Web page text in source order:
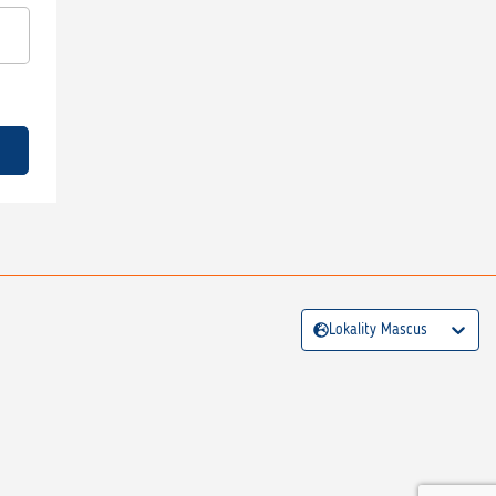
Lokality Mascus